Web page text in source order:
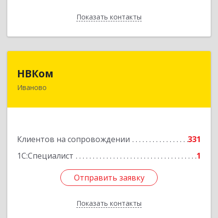
Показать контакты
Назад
НВКом
Иваново
Клиентов на сопровождении
331
1С:Специалист
1
Отправить заявку
Показать контакты
153000, Ивановская обл, Иваново г, Аптечный
Отправить заявку
Назад